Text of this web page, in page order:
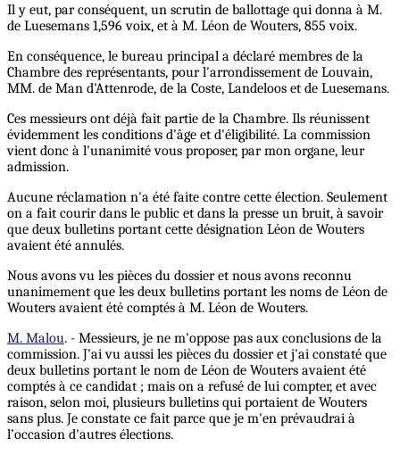
Il y eut, par conséquent, un scrutin de ballottage qui donna à M.
de Luesemans 1,596 voix, et à M. Léon de Wouters, 855 voix.
En conséquence, le bureau principal a déclaré membres de la
Chambre des représentants, pour l'arrondissement de Louvain,
MM. de Man d'Attenrode, de la Coste, Landeloos et de Luesemans.
Ces messieurs ont déjà fait partie de la Chambre. Ils réunissent
évidemment les conditions d'âge et d'éligibilité. La commission
vient donc à l'unanimité vous proposer, par mon organe, leur
admission.
Aucune réclamation n'a été faite contre cette élection. Seulement
on a fait courir dans le public et dans la presse un bruit, à savoir
que deux bulletins portant cette désignation Léon de Wouters
avaient été annulés.
Nous avons vu les pièces du dossier et nous avons reconnu
unanimement que les deux bulletins portant les noms de Léon de
Wouters avaient été comptés à M. Léon de Wouters.
M. Malou. - Messieurs, je ne m'oppose pas aux conclusions de la
commission. J'ai vu aussi les pièces du dossier et j'ai constaté que
deux bulletins portant le nom de Léon de Wouters avaient été
comptés à ce candidat ; mais on a refusé de lui compter, et avec
raison, selon moi, plusieurs bulletins qui portaient de Wouters
sans plus. Je constate ce fait parce que je m'en prévaudrai à
l’occasion d'autres élections.